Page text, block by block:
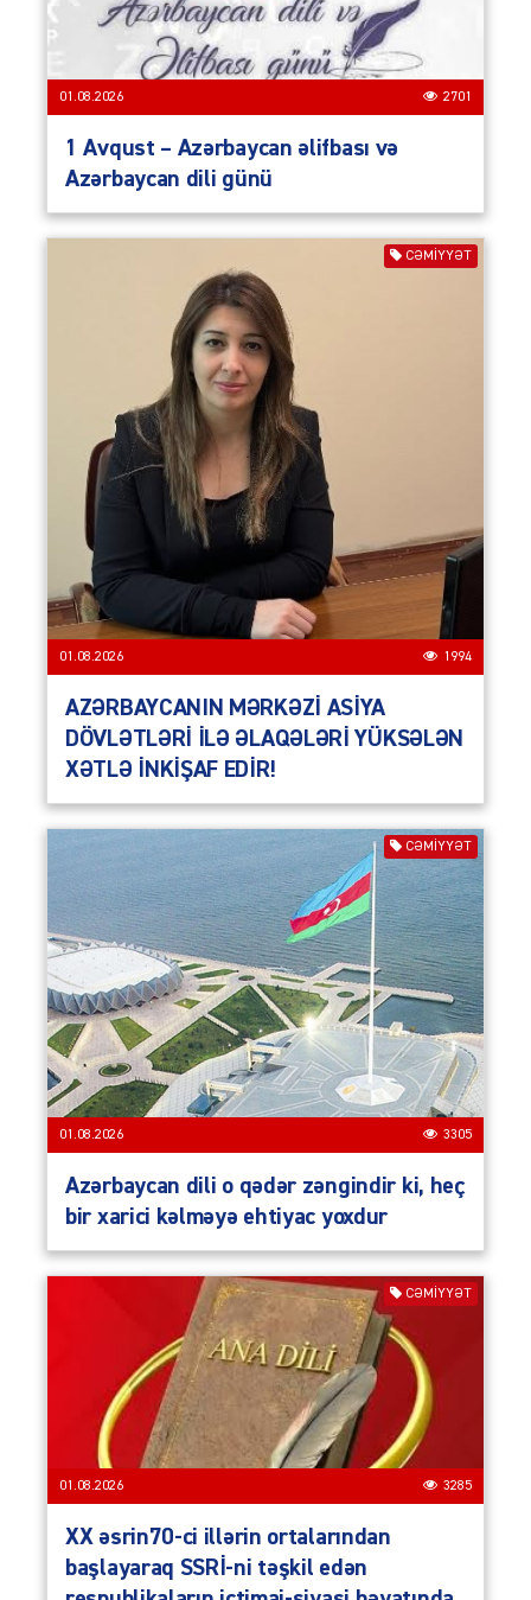
01.08.2026 2701
1 Avqust – Azərbaycan əlifbası və
Azərbaycan dili günü
CƏMIYYƏT
01.08.2026 1994
AZƏRBAYCANIN MƏRKƏZİ ASİYA
DÖVLƏTLƏRİ İLƏ ƏLAQƏLƏRİ YÜKSƏLƏN
XƏTLƏ İNKİŞAF EDİR!
CƏMIYYƏT
01.08.2026 3305
Azərbaycan dili o qədər zəngindir ki, heç
bir xarici kəlməyə ehtiyac yoxdur
CƏMIYYƏT
01.08.2026 3285
XX əsrin70-ci illərin ortalarından
başlayaraq SSRİ-ni təşkil edən